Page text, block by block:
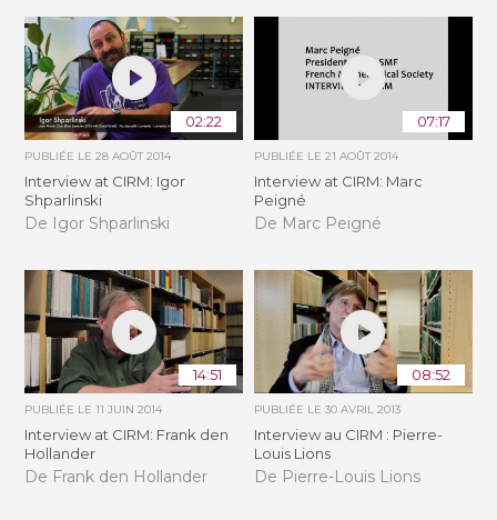
02:22
PUBLIÉE LE28 AOÛT 2014
Interview at CIRM: Igor
Shparlinski
De Igor Shparlinski
07:17
PUBLIÉE LE 21 AOÛT 2014
Interview at CIRM: Marc
Peigné
De Marc Peigné
14:51
PUBLIÉE LE11 JUIN 2014
Interview at CIRM: Frank den
Hollander
De Frank den Hollander
08:52
PUBLIÉE LE 30 AVRIL 2013
Interview au CIRM : Pierre-
Louis Lions
De Pierre-Louis Lions